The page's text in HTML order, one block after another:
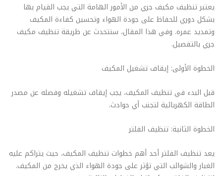
يعتبر تنظيف مكيف جري من الأمور الهامة التي يجب القيام بها
بشكل دوري للحفاظ على جودة الهواء وتحسين كفاءة المكيف
وتمديد عمره. وفي هذا المقال، سنتحدث عن طريقة تنظيف مكيف
جري بالتفصيل.
الخطوة الأولى: إيقاف تشغيل المكيف
قبل البدء في تنظيف المكيف، يجب إيقاف تشغيله وفصله عن مصدر
الطاقة الكهربائية لتجنب أي حوادث.
الخطوة الثانية: تنظيف الفلتر
يعد تنظيف الفلتر أحد أهم خطوات تنظيف المكيف، حيث يتراكم عليه
الغبار والشوائب التي تؤثر على جودة الهواء الذي يخرج من المكيف.